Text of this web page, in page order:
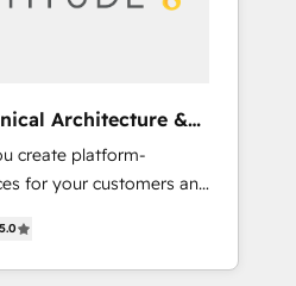
de
audit et maintenance) ➤
de conversion
visiteurs en
marketing (SEO,
marketing,
Architecture &
create platform-
for your customers and
hub solutions and
across your entire
5.0